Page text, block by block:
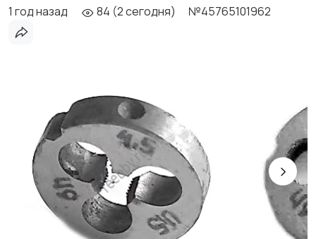
1 год назад 84 (2 сегодня) №45765101962